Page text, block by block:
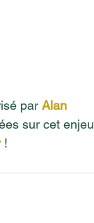
par Alan
sur cet enjeu
!